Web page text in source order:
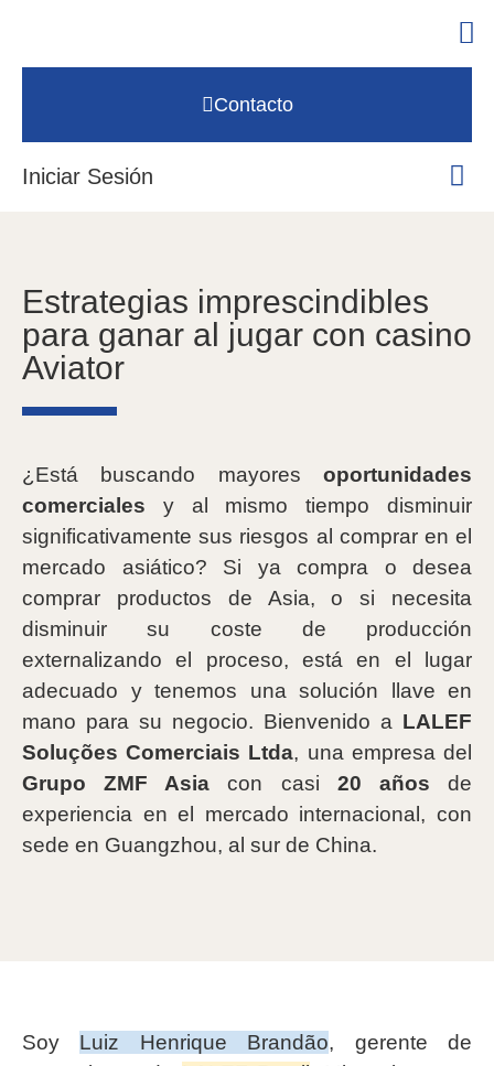
Contacto
Iniciar Sesión
Estrategias imprescindibles
para ganar al jugar con casino
Aviator
¿Está buscando mayores oportunidades
comerciales y al mismo tiempo disminuir
significativamente sus riesgos al comprar en el
mercado asiático? Si ya compra o desea
comprar productos de Asia, o si necesita
disminuir su coste de producción
externalizando el proceso, está en el lugar
adecuado y tenemos una solución llave en
mano para su negocio. Bienvenido a LALEF
Soluções Comerciais Ltda, una empresa del
Grupo ZMF Asia con casi 20 años de
experiencia en el mercado internacional, con
sede en Guangzhou, al sur de China.
Soy Luiz Henrique Brandão, gerente de